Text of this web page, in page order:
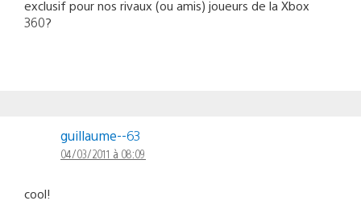
exclusif pour nos rivaux (ou amis) joueurs de la Xbox
360?
guillaume--63
04/03/2011 à 08:09
cool!